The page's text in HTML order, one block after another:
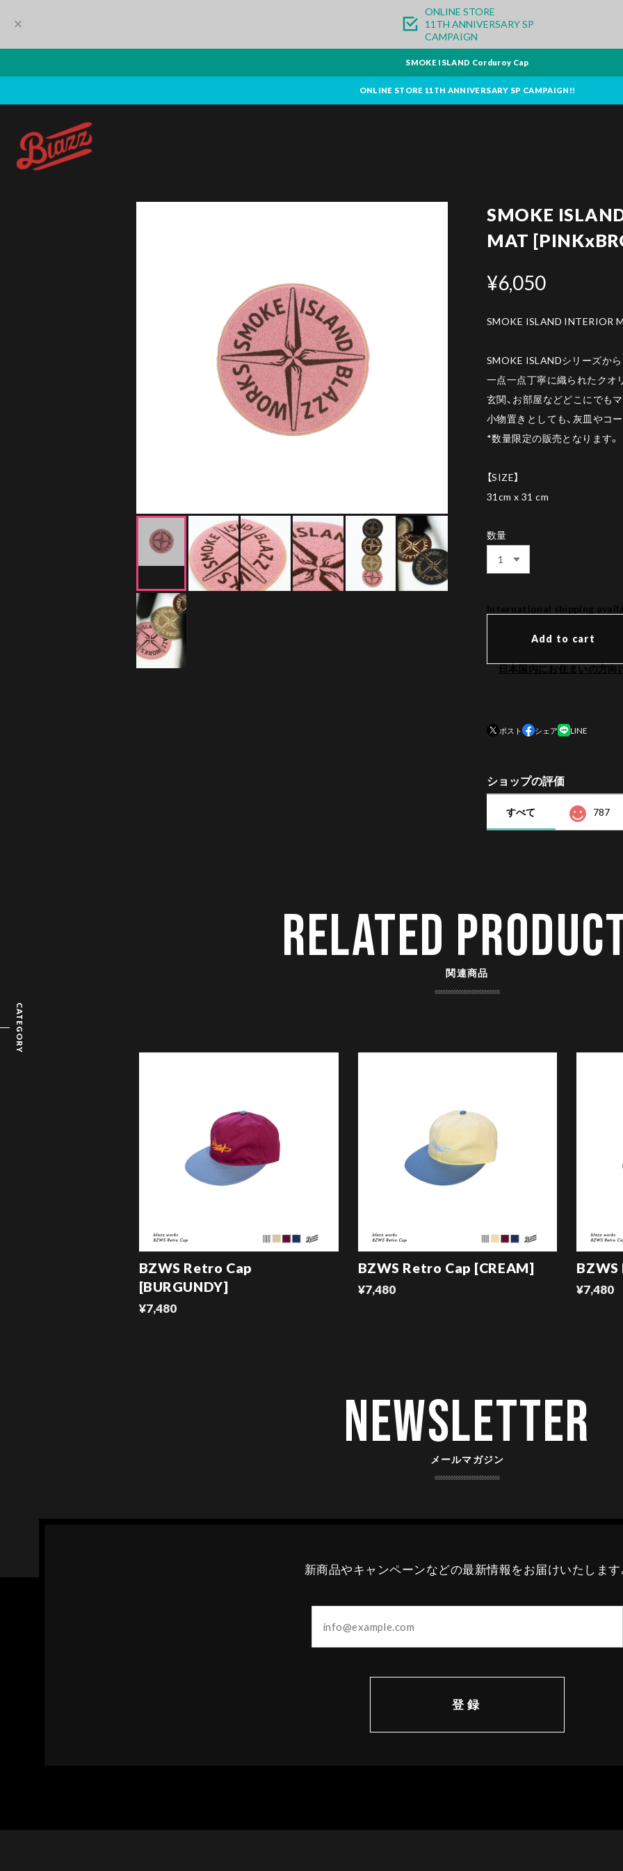
ONLINE STORE
11TH ANNIVERSARY SP
CAMPAIGN
SMOKE ISLAND Corduroy Cap
ONLINE STORE 11TH ANNIVERSARY SP CAMPAIGN!!
CATEGORY
SMOKE
MAT
¥6,050
SMOKE ISLAND INTERIOR
SMOKE ISLANDシリーズか
一点一点丁寧に織られたクオ
玄関、お部屋などどこにでも
小物置きとしても、灰皿やコ
*数量限定の販売となります。
【SIZE】
31cm x 31 cm
数量
International shipping
Add to cart
日本国内にお住まいの方向
ポスト シェア LINE
ショップの評価
すべて 787
RELATED
関連商品
BZWS Retro Cap
[BURGUNDY]
¥7,480
BZWS Retro Cap [CREAM]
¥7,480
BZWS
¥7,480
Newsletter
メールマガジン
新商品やキャンペーンなどの最新情報をお届けいたします
登録